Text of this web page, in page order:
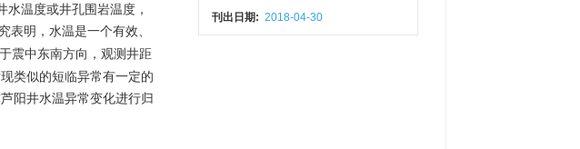
温度或井孔围岩温度，
表明，水温是一个有效、
震中东南方向，观测井距
类似的短临异常有一定的
阳井水温异常变化进行归
刊出日期: 2018-04-30